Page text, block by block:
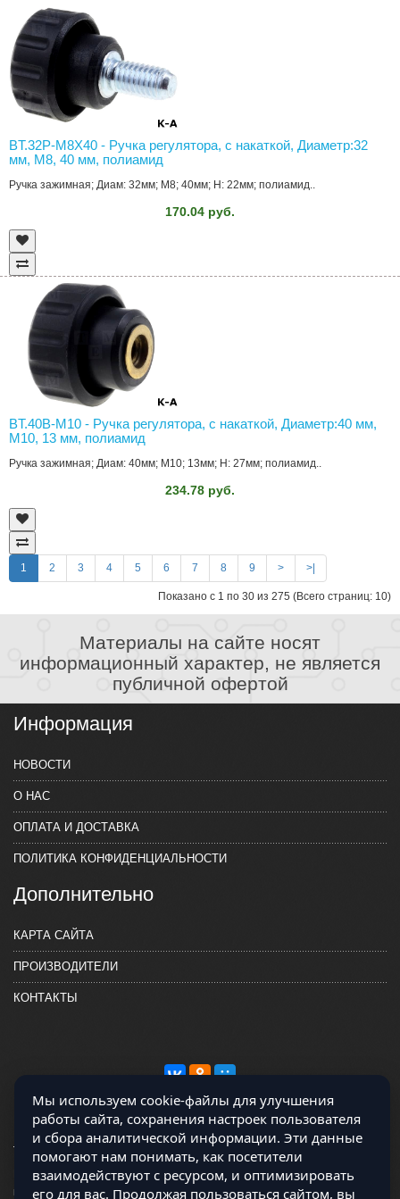
BT.32P-M8X40 - Ручка регулятора, с накаткой, Диаметр:32
мм, M8, 40 мм, полиамид
Ручка зажимная; Диам: 32мм; M8; 40мм; H: 22мм; полиамид..
170.04 руб.
BT.40B-M10 - Ручка регулятора, с накаткой, Диаметр:40 мм,
M10, 13 мм, полиамид
Ручка зажимная; Диам: 40мм; M10; 13мм; H: 27мм; полиамид..
234.78 руб.
1 2 3 4 5 6 7 8 9 > >|
Показано с 1 по 30 из 275 (Всего страниц: 10)
Материалы на сайте носят
информационный характер, не является
публичной офертой
Информация
НОВОСТИ
О НАС
ОПЛАТА И ДОСТАВКА
ПОЛИТИКА КОНФИДЕНЦИАЛЬНОСТИ
Дополнительно
КАРТА САЙТА
ПРОИЗВОДИТЕЛИ
КОНТАКТЫ
Магазин работает на OCLite Комплект-А - радиодетали и электронные
компоненты © 2026
Мы используем cookie-файлы для улучшения
работы сайта, сохранения настроек пользователя
и сбора аналитической информации. Эти данные
помогают нам понимать, как посетители
взаимодействуют с ресурсом, и оптимизировать
его для вас. Продолжая пользоваться сайтом, вы